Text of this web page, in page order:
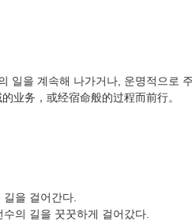
일을 계속해 나가거나, 운명적으로
业务，或经宿命般的过程而前行。
을 걸어간다.
의 길을 꿋꿋하게 걸어갔다.